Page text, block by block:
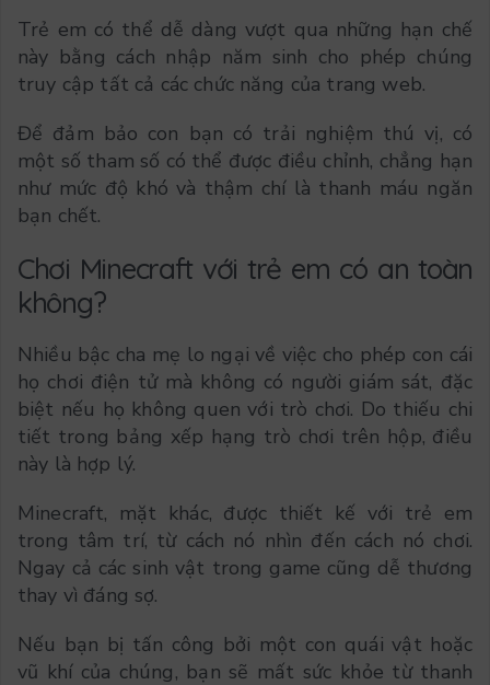
Trẻ em có thể dễ dàng vượt qua những hạn chế
này bằng cách nhập năm sinh cho phép chúng
truy cập tất cả các chức năng của trang web.
Để đảm bảo con bạn có trải nghiệm thú vị, có
một số tham số có thể được điều chỉnh, chẳng hạn
như mức độ khó và thậm chí là thanh máu ngăn
bạn chết.
Chơi Minecraft với trẻ em có an toàn
không?
Nhiều bậc cha mẹ lo ngại về việc cho phép con cái
họ chơi điện tử mà không có người giám sát, đặc
biệt nếu họ không quen với trò chơi. Do thiếu chi
tiết trong bảng xếp hạng trò chơi trên hộp, điều
này là hợp lý.
Minecraft, mặt khác, được thiết kế với trẻ em
trong tâm trí, từ cách nó nhìn đến cách nó chơi.
Ngay cả các sinh vật trong game cũng dễ thương
thay vì đáng sợ.
Nếu bạn bị tấn công bởi một con quái vật hoặc
vũ khí của chúng, bạn sẽ mất sức khỏe từ thanh